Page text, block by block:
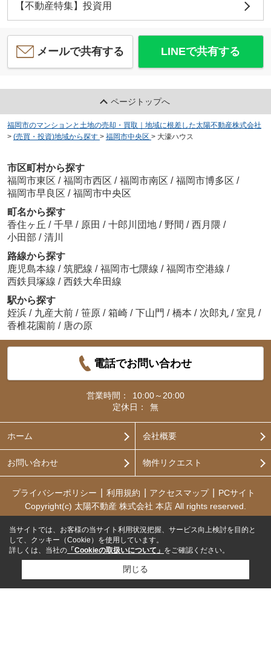
【不動産特集】投資用
メールで共有する LINEで共有する
ページトップへ
福岡市のマンションと土地の売却・買取｜地域に根差した太陽不動産株式会社
> (売買・投資)地域から探す > 福岡市中央区 > 大濠ハウス
市区町村から探す
福岡市東区 / 福岡市西区 / 福岡市南区 / 福岡市博多区 /
福岡市早良区 / 福岡市中央区
町名から探す
香住ヶ丘 / 千早 / 原田 / 十郎川団地 / 野間 / 西月隈 /
小田部 / 清川
路線から探す
鹿児島本線 / 筑肥線 / 福岡市七隈線 / 福岡市空港線 /
西鉄貝塚線 / 西鉄大牟田線
駅から探す
姪浜 / 九産大前 / 笹原 / 箱崎 / 下山門 / 橋本 / 次郎丸 / 室見 /
香椎花園前 / 唐の原
電話でお問い合わせ
営業時間：
10:00～20:00
定休日：
無
ホーム 会社概要
お問い合わせ 物件リクエスト
プライバシーポリシー 利用規約 アクセスマップ
PCサイト
Copyright(c) 太陽不動産 株式会社 本店 All rights reserved.
当サイトでは、お客様の当サイト利用状況把握、サービス向上検討を目的と
して、クッキー（Cookie）を使用しています。
詳しくは、当社の 「Cookieの取扱いについて」 をご確認ください。
閉じる